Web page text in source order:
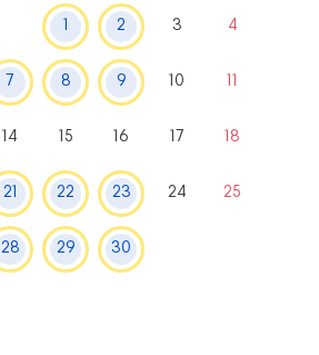
1 2 3 4
7 8 9 10 11
14 15 16 17 18
21 22 23 24 25
28 29 30